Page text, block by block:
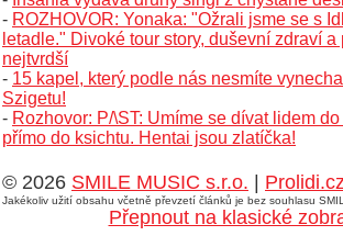
- ROZHOVOR: Yonaka: "Ožrali jsme se s
letadle." Divoké tour story, duševní zdraví
nejtvrdší
- 15 kapel, který podle nás nesmíte
Szigetu!
- Rozhovor: P/\ST: Umíme se dívat lidem
přímo do ksichtu. Hentai jsou zlatíčka!
© 2026 SMILE MUSIC s.r.o.
Jakékoliv užití obsahu včetně převzetí článků je bez souhlasu
Přepnout na klasické